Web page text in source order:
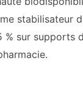
stabilisateur
% sur supports